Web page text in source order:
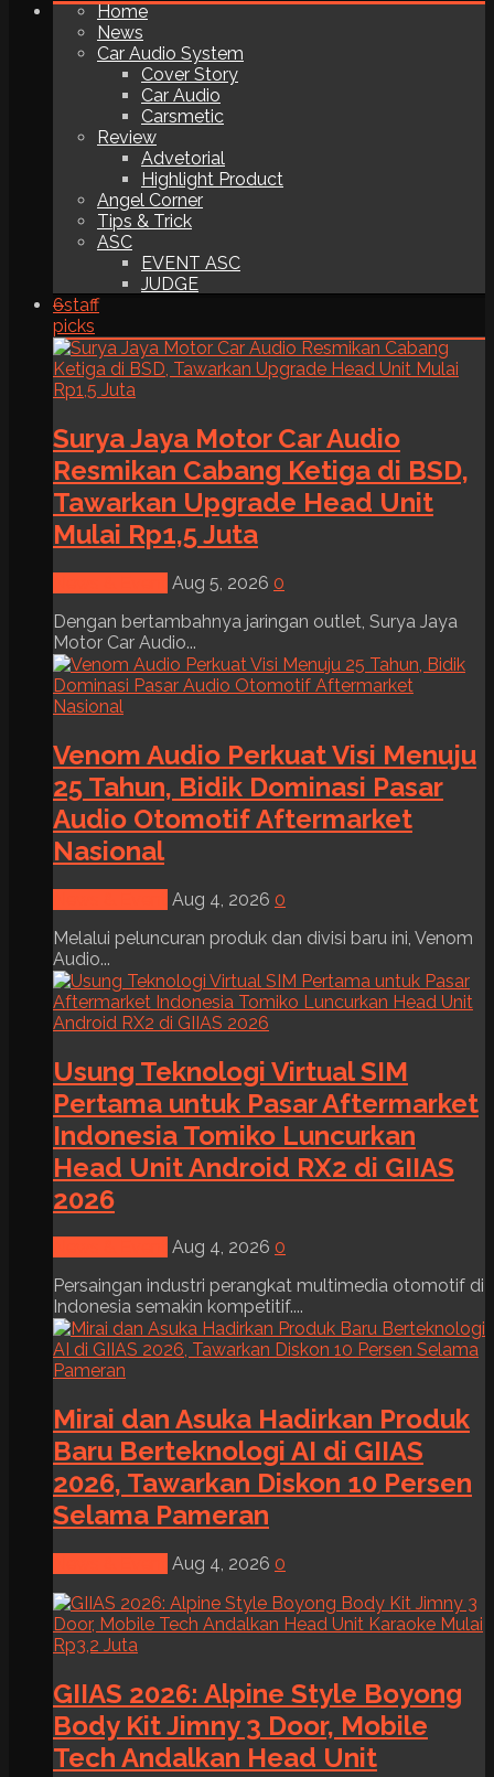
Home
News
Car Audio System
Cover Story
Car Audio
Carsmetic
Review
Advetorial
Highlight Product
Angel Corner
Tips & Trick
ASC
EVENT ASC
JUDGE
6staff
picks
Surya Jaya Motor Car Audio
Resmikan Cabang Ketiga di BSD,
Tawarkan Upgrade Head Unit
Mulai Rp1,5 Juta
Aug 5, 2026 0
Dengan bertambahnya jaringan outlet, Surya Jaya
Motor Car Audio...
Venom Audio Perkuat Visi Menuju
25 Tahun, Bidik Dominasi Pasar
Audio Otomotif Aftermarket
Nasional
Aug 4, 2026 0
Melalui peluncuran produk dan divisi baru ini, Venom
Audio...
Usung Teknologi Virtual SIM
Pertama untuk Pasar Aftermarket
Indonesia Tomiko Luncurkan
Head Unit Android RX2 di GIIAS
2026
Aug 4, 2026 0
Persaingan industri perangkat multimedia otomotif di
Indonesia semakin kompetitif....
Mirai dan Asuka Hadirkan Produk
Baru Berteknologi AI di GIIAS
2026, Tawarkan Diskon 10 Persen
Selama Pameran
Aug 4, 2026 0
GIIAS 2026: Alpine Style Boyong
Body Kit Jimny 3 Door, Mobile
Tech Andalkan Head Unit